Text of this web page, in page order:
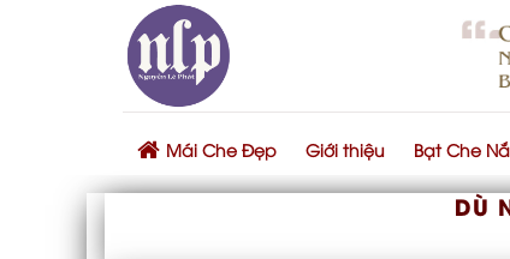
Mái Che Đẹp Giới thiệu Bạt Che
DÙ